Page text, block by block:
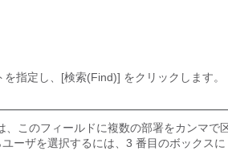
を指定し、[検索(Find)] をクリックします。
このフィールドに複数の部署をカンマで
ーザを選択するには、3 番目のボックスに